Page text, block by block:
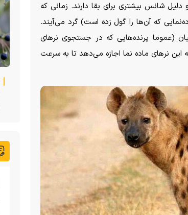
شانس بیشتری برای بقا دارند. زمانی که
که آن‌ها را گول زده است) گرد می‌آیند.
(عموما پرنده‌هایی که در جستجوی نر‌های
نر‌های ماده نما اجازه می‌دهد تا به سرعت